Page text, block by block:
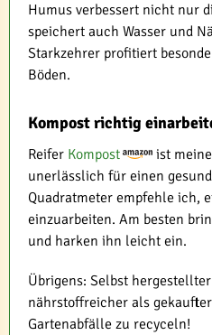
Humus verbessert nicht nur
speichert auch Wasser und
Starkzehrer profitiert
Böden.
Kompost richtig
Reifer Kompost
ist
unerlässlich für einen
Quadratmeter empfehle ich,
einzuarbeiten. Am besten
und harken ihn leicht ein.
Übrigens: Selbst
nährstoffreicher als
Gartenabfälle zu recyceln!